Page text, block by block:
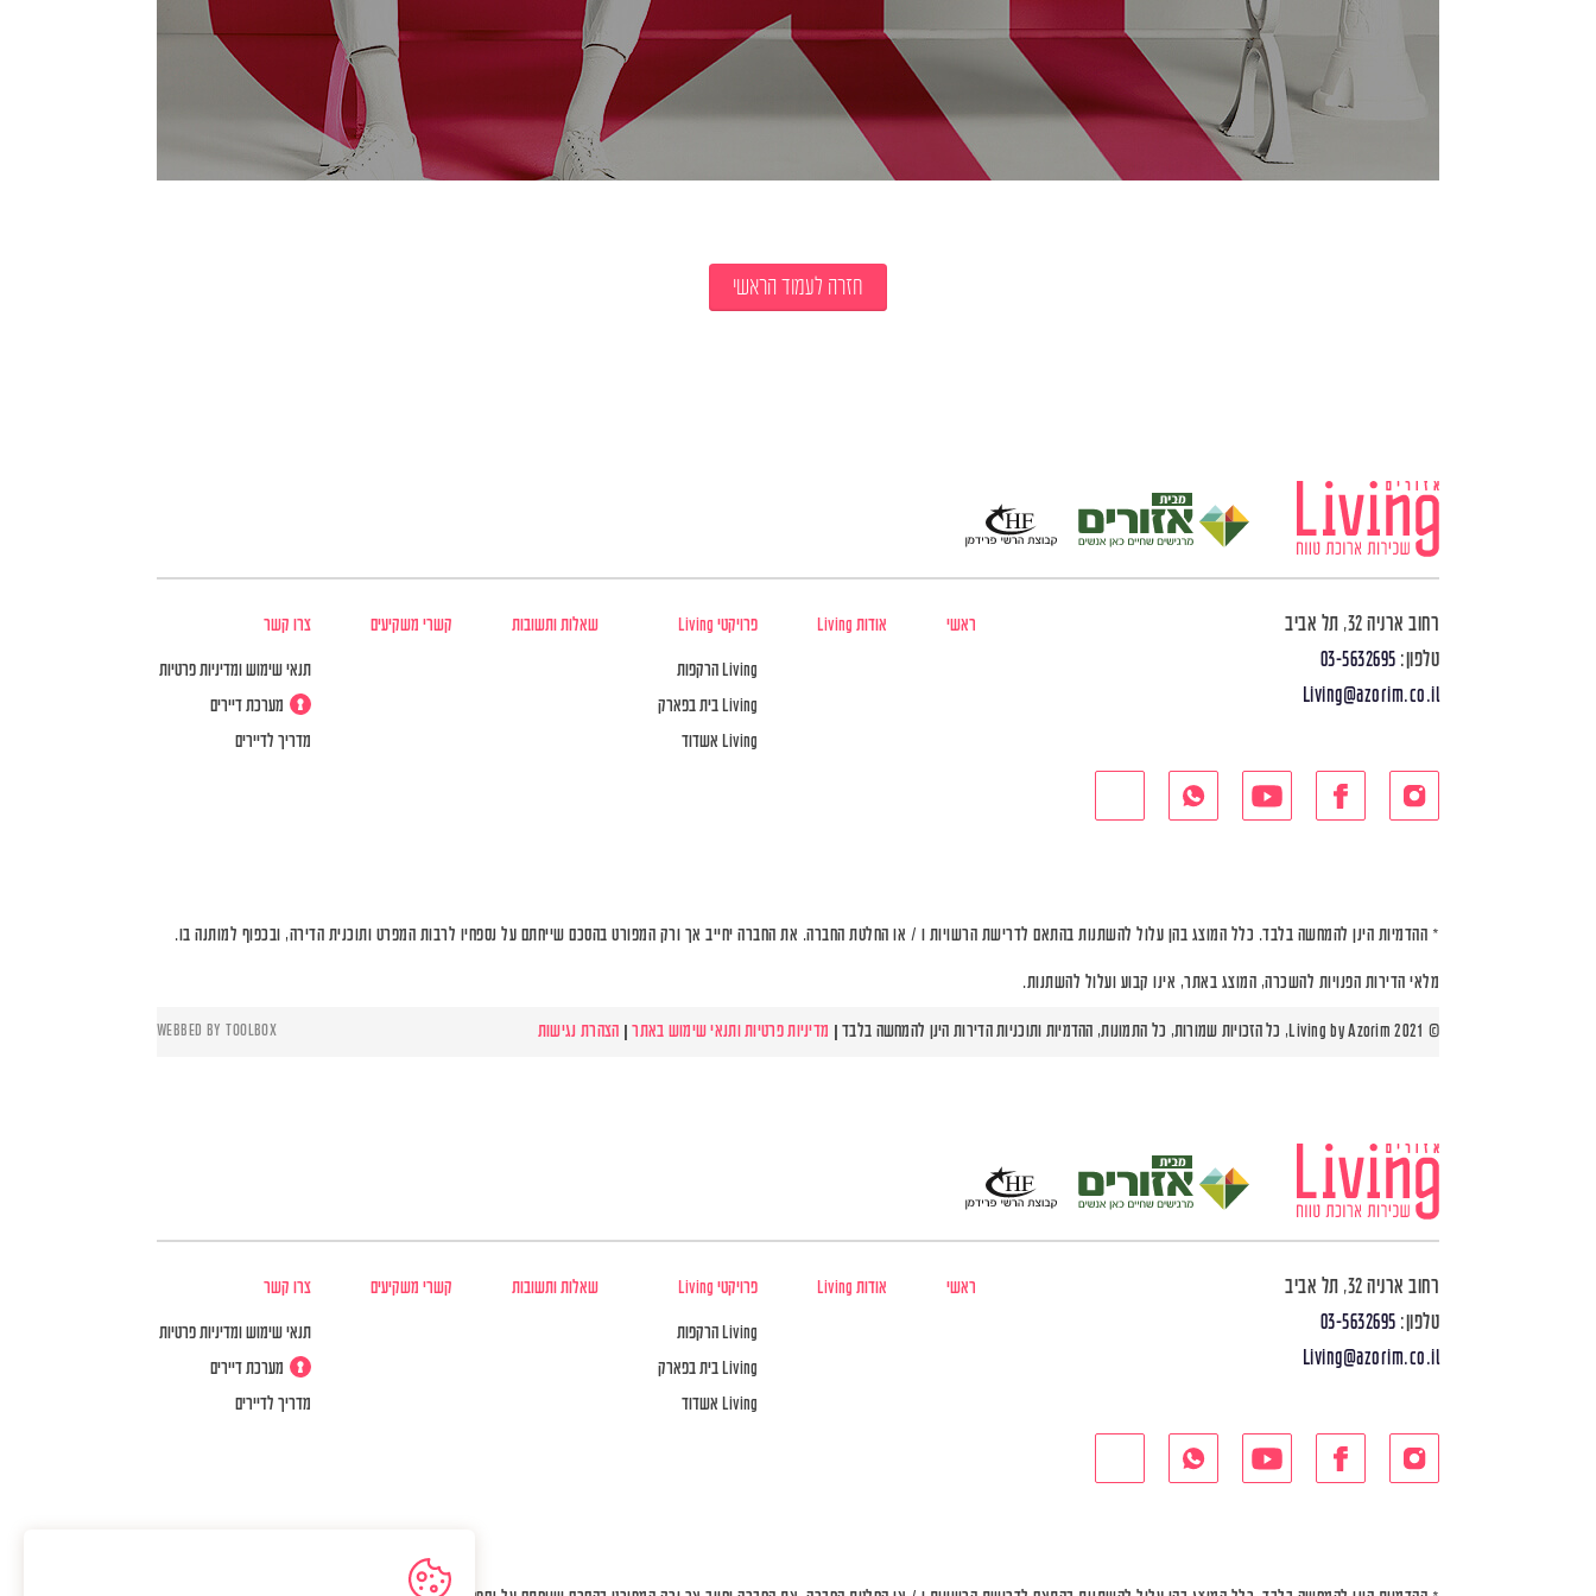
חזרה לעמוד הראשי
רחוב ארניה 32, תל אביב
טלפון: 03-5632695
Living@azorim.co.il
ראשי אודות Living פרויקטי Living
Living הרקפות
Living בית בפארק
Living אשדוד
שאלות ותשובות קשרי משקיעים צרו קשר
תנאי שימוש ומדיניות פרטיות
מערכת דיירים
מדריך לדיירים
* ההדמיות הינן להמחשה בלבד. כלל המוצג בהן עלול להשתנות בהתאם לדרישת הרשויות ו / או החלטת החברה. את החברה יחייב אך ורק המפורט בהסכם שייחתם על נספחיו לרבות המפרט ותוכנית הדירה, ובכפוף למותנה בו.
מלאי הדירות הפנויות להשכרה, המוצג באתר, אינו קבוע ועלול להשתנות.
© Living by Azorim 2021, כל הזכויות שמורות, כל התמונות, ההדמיות ותוכניות הדירות הינן להמחשה בלבד | מדיניות פרטיות ותנאי שימוש באתר| הצהרת נגישות WEBBED BY TOOLBOX
רחוב ארניה 32, תל אביב
טלפון: 03-5632695
Living@azorim.co.il
ראשי אודות Living פרויקטי Living
Living הרקפות
Living בית בפארק
Living אשדוד
שאלות ותשובות קשרי משקיעים צרו קשר
תנאי שימוש ומדיניות פרטיות
מערכת דיירים
מדריך לדיירים